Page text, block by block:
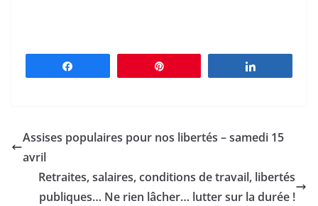
Assises populaires pour nos libertés – samedi 15
avril
Retraites, salaires, conditions de travail, libertés
publiques… Ne rien lâcher… lutter sur la durée !